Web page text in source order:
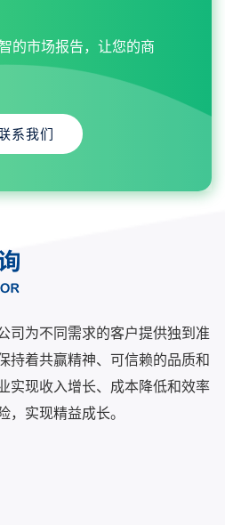
的市场报告，让您的商
系我们
司为不同需求的客户提供独到准
持着共赢精神、可信赖的品质和
实现收入增长、成本降低和效率
实现精益成长。